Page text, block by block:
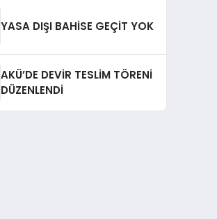
YASA DIŞI BAHİSE GEÇİT YOK
AKÜ’DE DEVİR TESLİM TÖRENİ
DÜZENLENDİ